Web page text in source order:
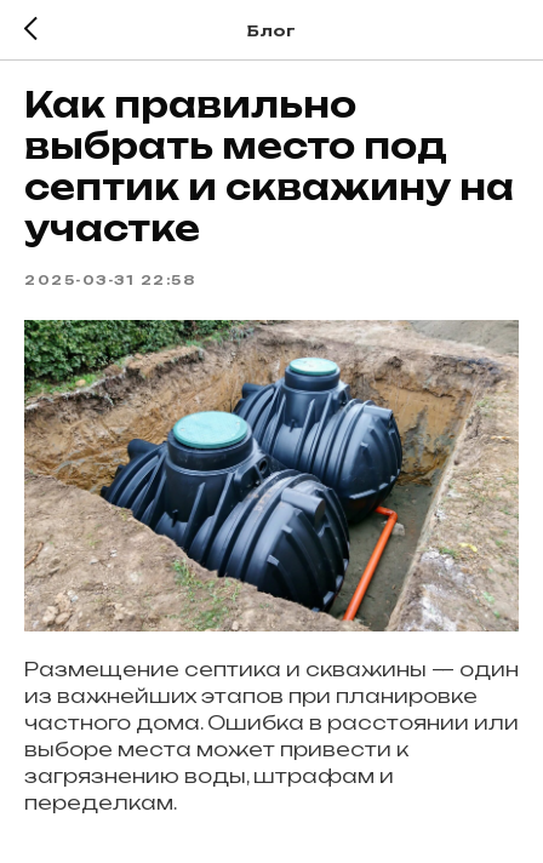
Блог
Как правильно
выбрать место под
септик и скважину на
участке
2025-03-31 22:58
Размещение септика и скважины — один
из важнейших этапов при планировке
частного дома. Ошибка в расстоянии или
выборе места может привести к
загрязнению воды, штрафам и
переделкам.